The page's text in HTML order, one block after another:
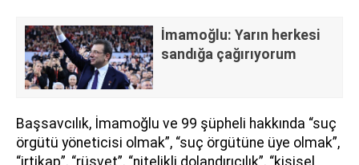
İmamoğlu: Yarın herkesi
sandığa çağırıyorum
Başsavcılık, İmamoğlu ve 99 şüpheli hakkında “suç
örgütü yöneticisi olmak”, “suç örgütüne üye olmak”,
“irtikap”, “rüşvet”, “nitelikli dolandırıcılık”, “kişisel